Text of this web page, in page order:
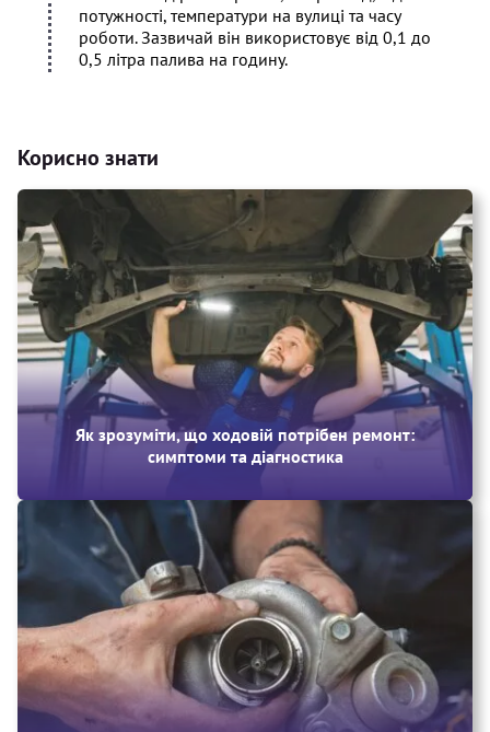
потужності, температури на вулиці та часу
роботи. Зазвичай він використовує від 0,1 до
0,5 літра палива на годину.
Корисно знати
Як зрозуміти, що ходовій потрібен ремонт:
симптоми та діагностика